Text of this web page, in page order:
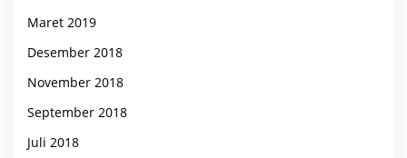
Maret 2019
Desember 2018
November 2018
September 2018
Juli 2018